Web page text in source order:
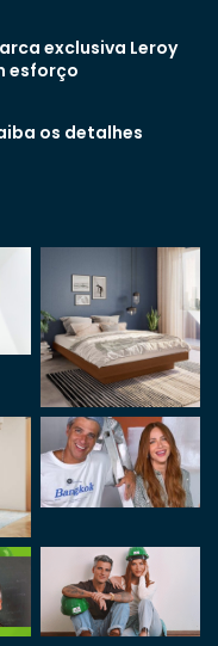
exclusiva Leroy
esforço
os detalhes